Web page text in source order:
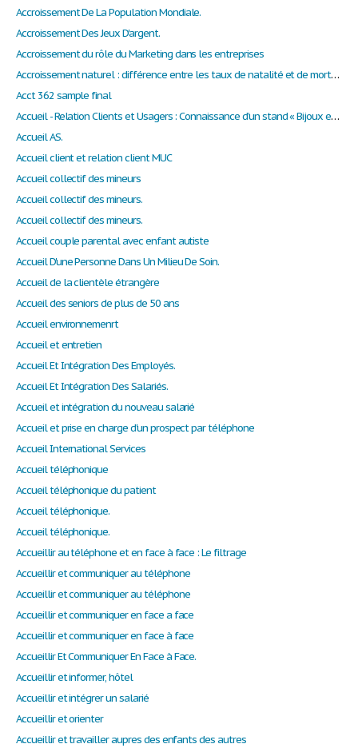
Accroissement De La Population Mondiale.
Accroissement Des Jeux D'argent.
Accroissement du rôle du Marketing dans les entreprises
Accroissement naturel : différence entre les taux de natalité et de mortalité
Acct 362 sample final
Accueil - Relation Clients et Usagers : Connaissance d’un stand « Bijoux et produits Orientaux »
Accueil AS.
Accueil client et relation client MUC
Accueil collectif des mineurs
Accueil collectif des mineurs.
Accueil collectif des mineurs.
Accueil couple parental avec enfant autiste
Accueil D'une Personne Dans Un Milieu De Soin.
Accueil de la clientèle étrangère
Accueil des seniors de plus de 50 ans
Accueil environnemenrt
Accueil et entretien
Accueil Et Intégration Des Employés.
Accueil Et Intégration Des Salariés.
Accueil et intégration du nouveau salarié
Accueil et prise en charge d'un prospect par téléphone
Accueil International Services
Accueil téléphonique
Accueil téléphonique du patient
Accueil téléphonique.
Accueil téléphonique.
Accueillir au téléphone et en face à face : Le filtrage
Accueillir et communiquer au téléphone
Accueillir et communiquer au téléphone
Accueillir et communiquer en face a face
Accueillir et communiquer en face à face
Accueillir Et Communiquer En Face à Face.
Accueillir et informer, hôtel
Accueillir et intégrer un salarié
Accueillir et orienter
Accueillir et travailler aupres des enfants des autres